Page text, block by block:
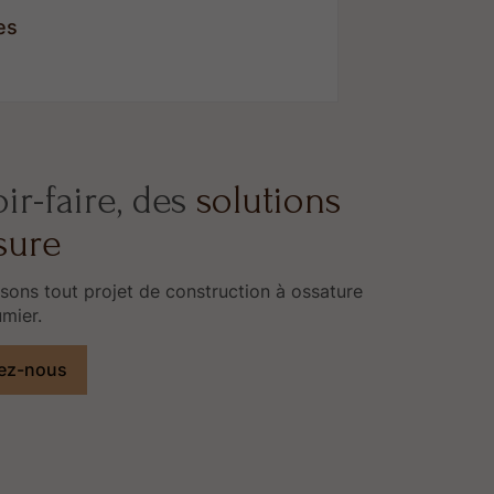
faire, des solutions
tout projet de construction à ossature
nous